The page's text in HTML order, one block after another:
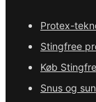
Protex-
Stingfree
Køb
Snus og